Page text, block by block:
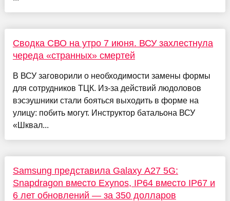
Сводка СВО на утро 7 июня. ВСУ захлестнула
череда «странных» смертей
В ВСУ заговорили о необходимости замены формы
для сотрудников ТЦК. Из-за действий людоловов
вэсэушники стали бояться выходить в форме на
улицу: побить могут. Инструктор батальона ВСУ
«Шквал...
Samsung представила Galaxy A27 5G:
Snapdragon вместо Exynos, IP64 вместо IP67 и
6 лет обновлений — за 350 долларов